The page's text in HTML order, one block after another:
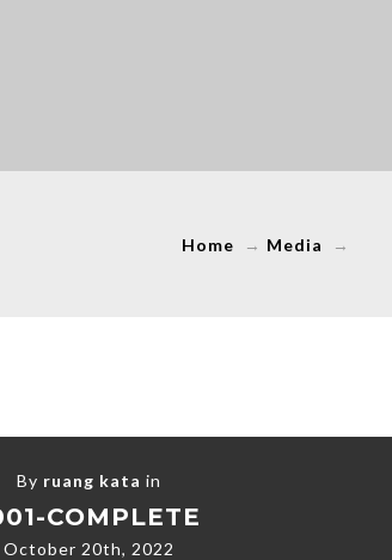
Home → Media →
By ruang kata in
COMPLETE
October 20th, 2022